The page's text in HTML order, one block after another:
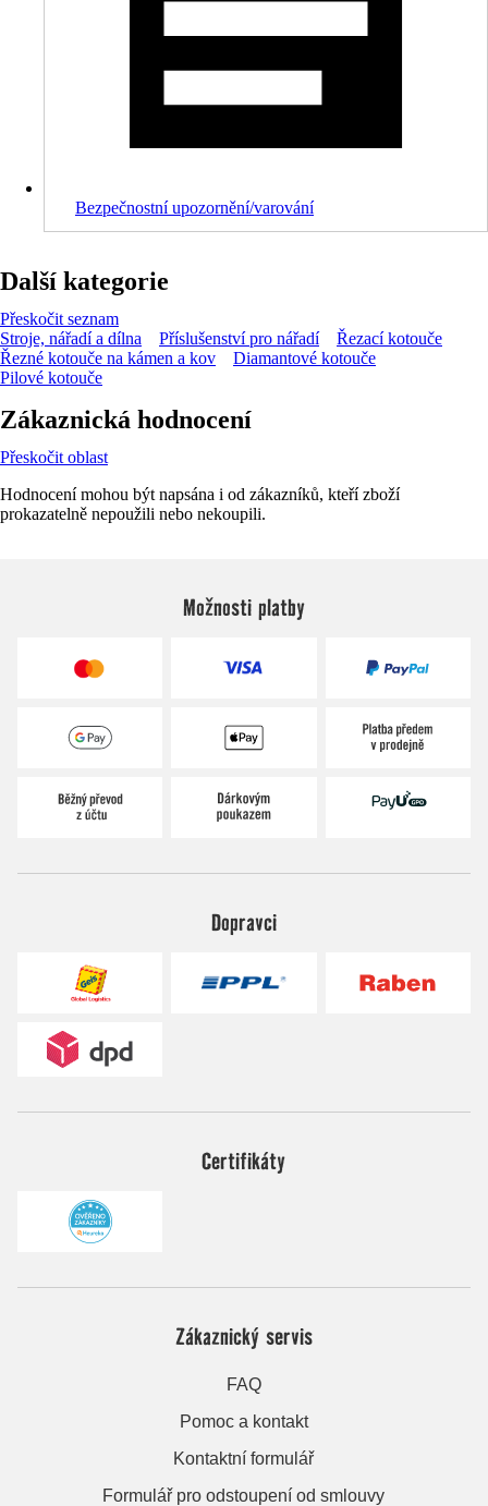
Bezpečnostní upozornění/varování
Další kategorie
Přeskočit seznam
Stroje, nářadí a dílna
Příslušenství pro nářadí
Řezací kotouče
Řezné kotouče na kámen a kov
Diamantové kotouče
Pilové kotouče
Zákaznická hodnocení
Přeskočit oblast
Hodnocení mohou být napsána i od zákazníků, kteří zboží
prokazatelně nepoužili nebo nekoupili.
Možnosti platby
Dopravci
Certifikáty
Zákaznický servis
FAQ
Pomoc a kontakt
Kontaktní formulář
Formulář pro odstoupení od smlouvy